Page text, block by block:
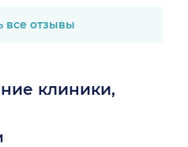
все отзывы
клиники,